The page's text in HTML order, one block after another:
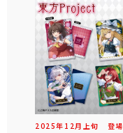
2025年 12 月 上旬 登場